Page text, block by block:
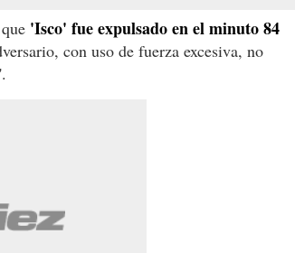
'Isco' fue expulsado en el minuto 84
con uso de fuerza excesiva, no